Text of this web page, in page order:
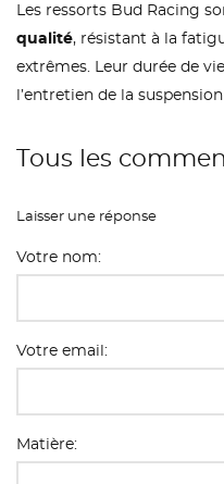
Les ressorts Bud Racing
qualité, résistant à la
extrêmes. Leur durée de
l’entretien de la
Tous les
Laisser une réponse
Votre nom:
Votre email:
Matière:
((cancelText))
Annuler
à votre liste d'envies.